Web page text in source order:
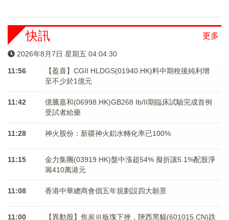
更多
快訊
2026年8月7日 星期五 04:04:31
11:56
【盈喜】CGII HLDGS(01940.HK)料中期稅後純利增
至不少於1億元
11:42
億騰嘉和(06998.HK)GB268 Ib/II期臨床試驗完成首例
受試者給藥
11:28 神火股份：新疆神火鋁水轉化率已100%
11:15
金力集團(03919.HK)盤中漲超54% 擬折讓5.1%配股淨
籌410萬港元
11:08 香港中華總商會倡五年規劃設四大願景
11:00
【異動股】焦炭Ⅲ板塊下挫，陝西黑貓(601015.CN)跌